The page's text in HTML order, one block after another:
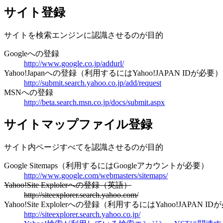
サイト登録
サイトを検索エンジンに認識させるのが目的
Googleへの登録
http://www.google.co.jp/addurl/
Yahoo!Japanへの登録（利用するにはYahoo!JAPAN IDが必要）
http://submit.search.yahoo.co.jp/add/request
MSNへの登録
http://beta.search.msn.co.jp/docs/submit.aspx
サイトマップファイル登録
サイト内ページすべてを認識させるのが目的
Google Sitemaps（利用するにはGoogleアカウントが必要）
http://www.google.com/webmasters/sitemaps/
Yahoo!Site Explolerへの登録（英語）
http://siteexplorer.search.yahoo.com/
Yahoo!Site Explolerへの登録（利用するにはYahoo!JAPAN IDが
http://siteexplorer.search.yahoo.co.jp/